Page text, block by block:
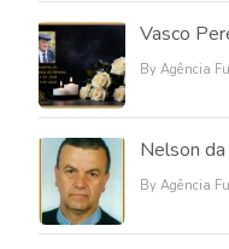
Vasco
By Agência
Nelson
By Agência